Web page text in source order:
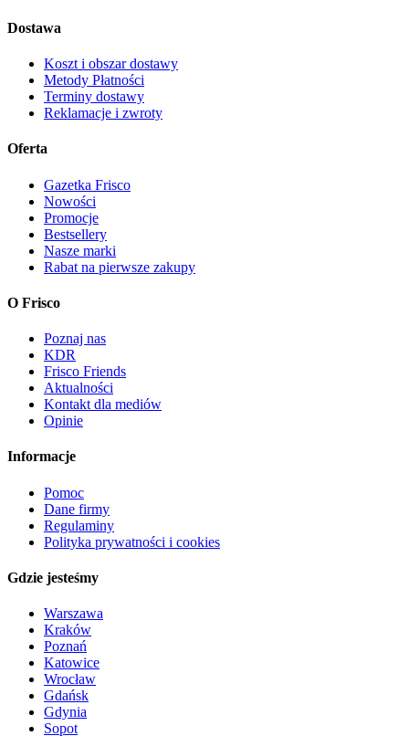
Dostawa
Koszt i obszar dostawy
Metody Płatności
Terminy dostawy
Reklamacje i zwroty
Oferta
Gazetka Frisco
Nowości
Promocje
Bestsellery
Nasze marki
Rabat na pierwsze zakupy
O Frisco
Poznaj nas
KDR
Frisco Friends
Aktualności
Kontakt dla mediów
Opinie
Informacje
Pomoc
Dane firmy
Regulaminy
Polityka prywatności i cookies
Gdzie jesteśmy
Warszawa
Kraków
Poznań
Katowice
Wrocław
Gdańsk
Gdynia
Sopot